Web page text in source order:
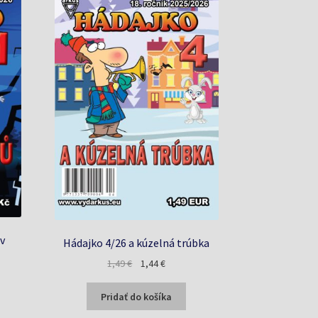
Hádajko 4/26 a kúzelná trúbka
1,49€
Pôvodná
bola:
1,49 €.
1,44€Aktuálna
je:
1,44 €.
Pridať do košíka